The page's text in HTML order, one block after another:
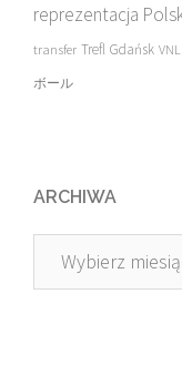
reprezentacja
transfer Trefl Gdańsk VNL
ボール
ARCHIWA
Archiwa